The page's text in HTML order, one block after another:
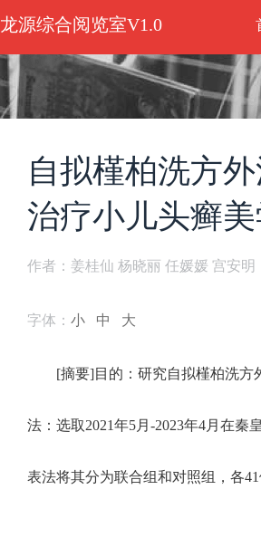
龙源综合阅览室V1.0
自拟槿柏洗方
治疗小儿头癣
作者：姜桂仙 杨晓丽 任媛媛 宫安明
字体：小 中 大
[摘要]目的：研究自拟槿柏洗方
法：选取2021年5月-2023年4月在
表法将其分为联合组和对照组，各